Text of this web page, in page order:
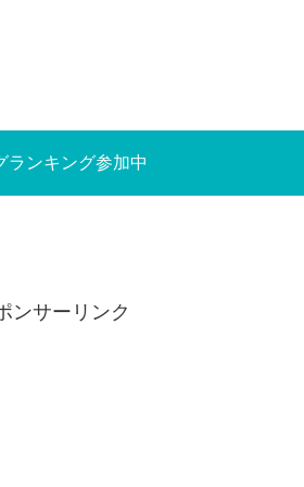
ランキング参加中
ンサーリンク